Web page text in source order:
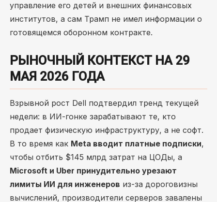
управление его детей и внешних финансовых
институтов, а сам Трамп не имел информации о
готовящемся оборонном контракте.
РЫНОЧНЫЙ КОНТЕКСТ НА 29
МАЯ 2026 ГОДА
Взрывной рост Dell подтвердил тренд текущей
недели: в ИИ-гонке зарабатывают те, кто
продает физическую инфраструктуру, а не софт.
В то время как Meta вводит платные подписки,
чтобы отбить $145 млрд затрат на ЦОДы, а
Microsoft и Uber принудительно урезают
лимиты ИИ для инженеров из-за дороговизны
вычислений, производители серверов завалены